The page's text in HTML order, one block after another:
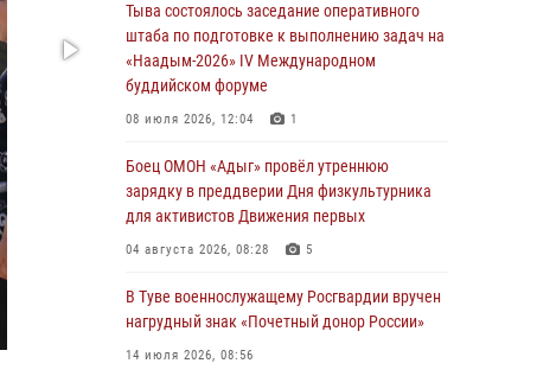
Сотрудники вневедомственной охраны
приняли участие в акции «Каникулы с
Росгвардией» в Туве
29 июля 2026, 09:41
отработали экипажи задержаний Росгвардии
в Туве с начала года
29 июля 2026, 08:37
юбилейного личного забега
28 июля 2026, 07:48
Тыва состоялось заседание оперативного
штаба по подготовке к выполнению задач на
«Наадым-2026» IV Международном
буддийском форуме
08 июля 2026, 12:04 1
Боец ОМОН «Адыг» провёл утреннюю
зарядку в преддверии Дня физкультурника
для активистов Движения первых
04 августа 2026, 08:28 5
В Туве военнослужащему Росгвардии вручен
нагрудный знак «Почетный донор России»
14 июля 2026, 08:56